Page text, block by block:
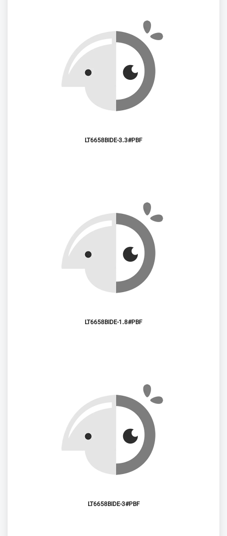
LT6658BIDE-3.3#PBF
LT6658BIDE-1.8#PBF
LT6658BIDE-3#PBF